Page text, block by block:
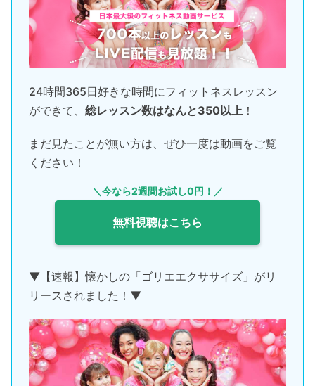
24時間365日好きな時間にフィットネスレッスン
ができて、 総レッスン数はなんと350以上 ！
まだ見たことが無い方は、ぜひ一度は動画をご覧
ください！
＼今なら2週間お試し0円！／
無料視聴はこちら
▼【速報】懐かしの「ゴリエエクササイズ」がリ
リースされました！▼